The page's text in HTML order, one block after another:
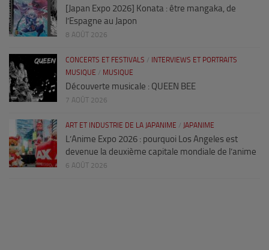
[Japan Expo 2026] Konata : être mangaka, de
l’Espagne au Japon
8 AOÛT 2026
CONCERTS ET FESTIVALS /
INTERVIEWS ET PORTRAITS
MUSIQUE / MUSIQUE
Découverte musicale : QUEEN BEE
7 AOÛT 2026
ART ET INDUSTRIE DE LA JAPANIME / JAPANIME
L’Anime Expo 2026 : pourquoi Los Angeles est
devenue la deuxième capitale mondiale de l’anime
6 AOÛT 2026